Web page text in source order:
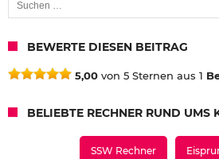
BEWERTE DIESEN BEITRAG
5,00 von 5 Sternen aus 1
BELIEBTE RECHNER RUND UMS
SSW Rechner